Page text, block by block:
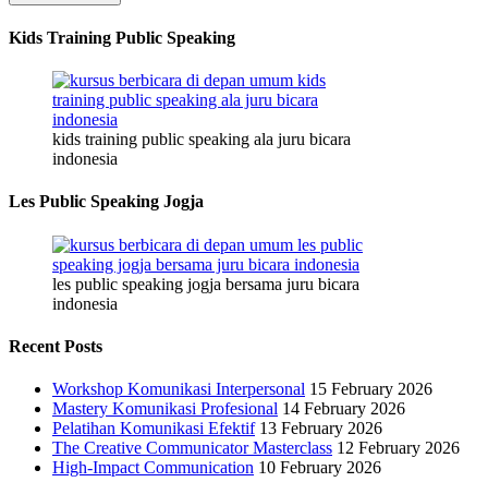
Kids Training Public Speaking
kids training public speaking ala juru bicara
indonesia
Les Public Speaking Jogja
les public speaking jogja bersama juru bicara
indonesia
Recent Posts
Workshop Komunikasi Interpersonal 15 February 2026
Mastery Komunikasi Profesional 14 February 2026
Pelatihan Komunikasi Efektif 13 February 2026
The Creative Communicator Masterclass 12 February 2026
High-Impact Communication 10 February 2026